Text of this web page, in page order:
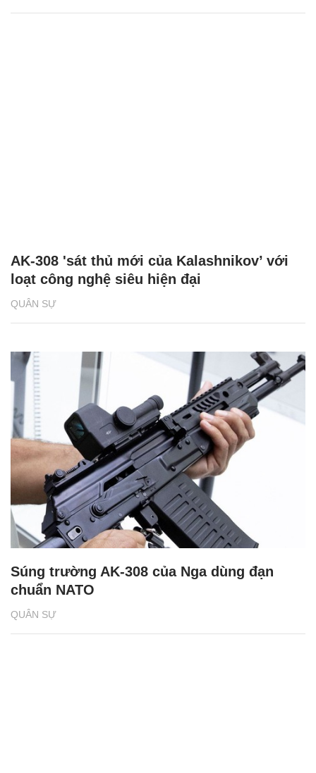
QUÂN SỰ
AK-308 'sát thủ mới của Kalashnikov’ với
loạt công nghệ siêu hiện đại
QUÂN SỰ
Súng trường AK-308 của Nga dùng đạn
chuẩn NATO